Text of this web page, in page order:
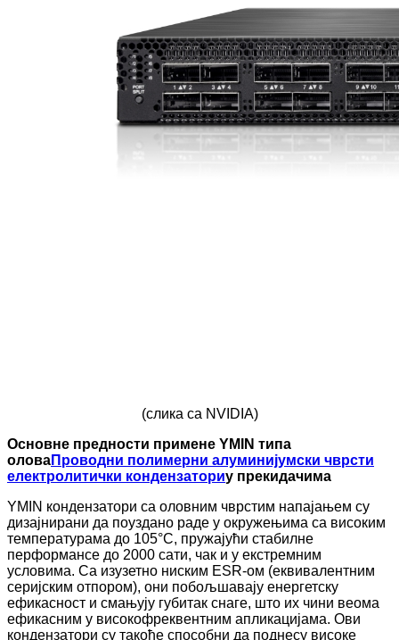
(слика са NVIDIA)
Основне предности примене YMIN типа
оловаПроводни полимерни алуминијумски чврсти
електролитички кондензаториу прекидачима
YMIN кондензатори са оловним чврстим напајањем су
дизајнирани да поуздано раде у окружењима са високим
температурама до 105°C, пружајући стабилне
перформансе до 2000 сати, чак и у екстремним
условима. Са изузетно ниским ESR-ом (еквивалентним
серијским отпором), они побољшавају енергетску
ефикасност и смањују губитак снаге, што их чини веома
ефикасним у високофреквентним апликацијама. Ови
кондензатори су такође способни да поднесу високе